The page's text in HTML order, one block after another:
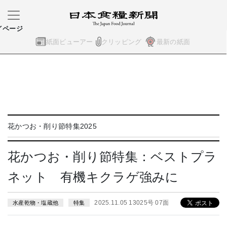
紙面ビューアー クリッピング 最新の紙面
ページ
花かつお・削り節特集2025
花かつお・削り節特集：ベストプラ
ネット 有機キクラゲ強みに
水産乾物・塩蔵他 特集 2025.11.05 13025号 07面